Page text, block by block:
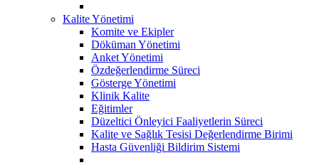
Kalite Yönetimi
Komite ve Ekipler
Döküman Yönetimi
Anket Yönetimi
Özdeğerlendirme Süreci
Gösterge Yönetimi
Klinik Kalite
Eğitimler
Düzeltici Önleyici Faaliyetlerin Süreci
Kalite ve Sağlık Tesisi Değerlendirme Birimi
Hasta Güvenliği Bildirim Sistemi